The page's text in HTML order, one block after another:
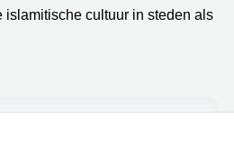
islamitische cultuur in steden als